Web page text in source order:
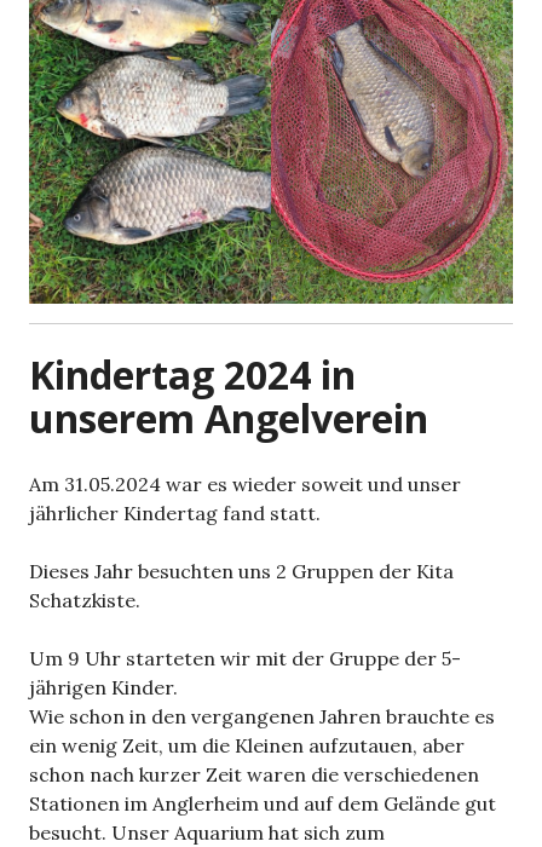
Kindertag 2024 in
unserem Angelverein
Am 31.05.2024 war es wieder soweit und unser
jährlicher Kindertag fand statt.
Dieses Jahr besuchten uns 2 Gruppen der Kita
Schatzkiste.
Um 9 Uhr starteten wir mit der Gruppe der 5-
jährigen Kinder.
Wie schon in den vergangenen Jahren brauchte es
ein wenig Zeit, um die Kleinen aufzutauen, aber
schon nach kurzer Zeit waren die verschiedenen
Stationen im Anglerheim und auf dem Gelände gut
besucht. Unser Aquarium hat sich zum